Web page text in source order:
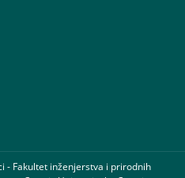
- Fakultet inženjerstva i prirodnih